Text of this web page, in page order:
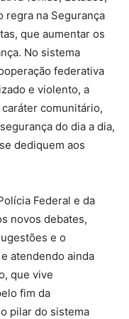
regra na Segurança
que aumentar os
No sistema
federativa
e violento, a
comunitário,
do dia a dia,
dediquem aos
Federal e da
novos debates,
e o
atendendo ainda
que vive
fim da
pilar do sistema